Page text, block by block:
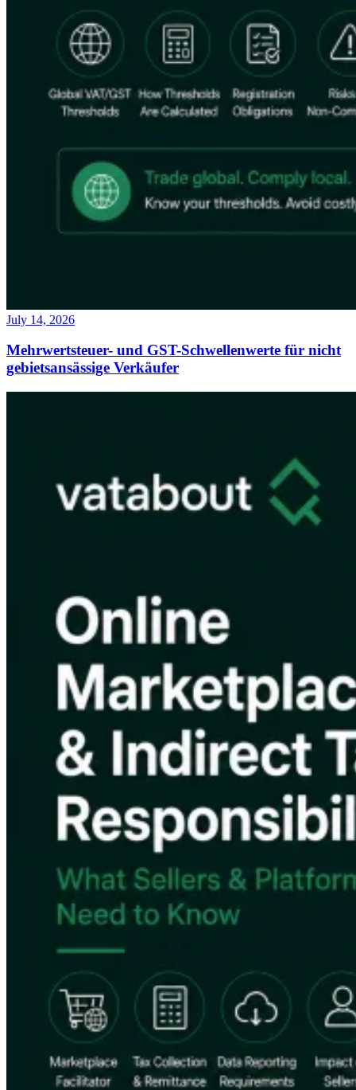
July 14, 2026
Mehrwertsteuer- und GST-Schwellenwerte für nicht
gebietsansässige Verkäufer